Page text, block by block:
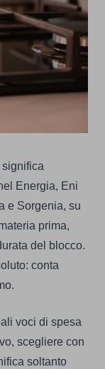
Energia, Eni
e Sorgenia, su
prima,
del blocco.
conta
voci di spesa
scegliere con
soltanto